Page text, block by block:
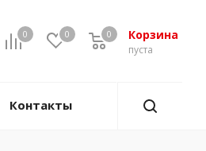
0 0 Корзина
0
пуста
0
Контакты